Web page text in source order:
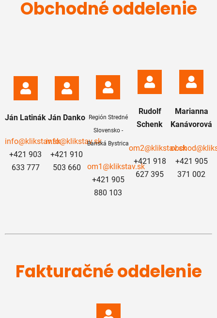
Obchodné oddelenie
Ján Latinák
info@klikstav.sk
+421 903
633 777
Ján Danko
info@klikstav.sk
+421 910
503 660
Región Stredné
Slovensko -
Banská Bystrica
om1@klikstav.sk
+421 905
880 103
Rudolf
Schenk
om2@klikstav.sk
+421 918
627 395
Marianna
Kanávorová
+421 905
371 002
Fakturačné oddelenie